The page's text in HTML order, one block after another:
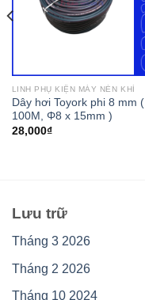
LINH PHỤ KIỆN MÁY NÉN KHÍ
Dây hơi Toyork phi 8 mm (
100M, Φ8 x 15mm )
28,000₫
Lưu trữ
Tháng 3 2026
Tháng 2 2026
Tháng 10 2024